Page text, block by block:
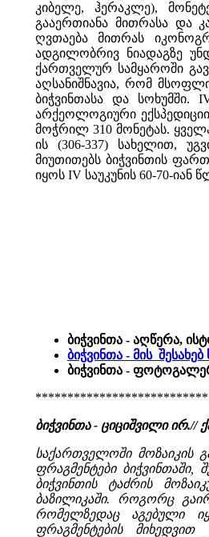
კიბელე, ჰერაკლე),
გააერთიანა მითრასა და
ღვთაება მითრას
ადგილობრივ ნიადაგზე
ქართველურ სამყაროში
აღსანიშნავია, რომ
ბიჭვინთასა და სოხუმში.
არქეოლოგიური
მოჭრილ 310 მონეტას.
ის (306-337) სახელით,
მიუთითებს ბიჭვინთის
იყოს IV საუკუნის 60-70-იან
ბიჭვინთა - აღწერა,
ბიჭვინთა - მის
ბიჭვინთა -
ბიჭვინთა - ციციშვილი ირ.//
საქართველოში მოზაიკის
ფრაგმენტები ბიჭვინთაში,
ბიჭვინთის ტაძრის
ბაზილიკაში. როგორც
რომელზედაც აგებული
ფრაგმენტების